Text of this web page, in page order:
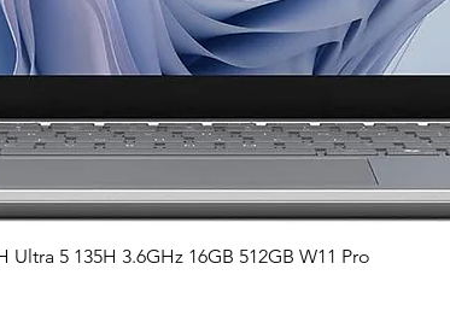
Vista rápida
5 135H 3.6GHz 16GB 512GB W11 Pro